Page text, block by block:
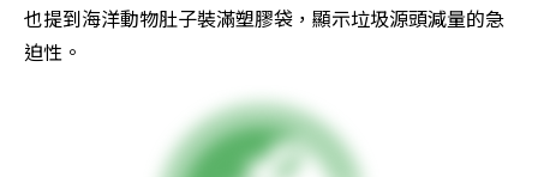
也提到海洋動物肚子裝滿塑膠袋，顯示垃圾源頭減量的急
迫性。